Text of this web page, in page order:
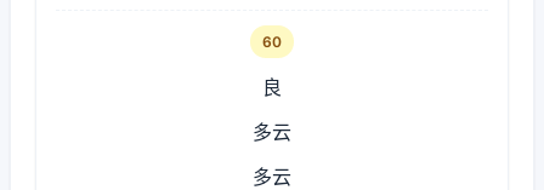
60
良
多云
多云